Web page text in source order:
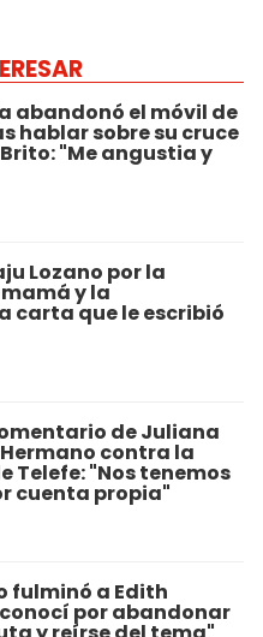
abandonó el móvil de
hablar sobre su cruce
"Me angustia y
Lozano por la
y la
carta que le escribió
de Juliana
contra la
Telefe: "Nos tenemos
cuenta propia"
fulminó a Edith
por abandonar